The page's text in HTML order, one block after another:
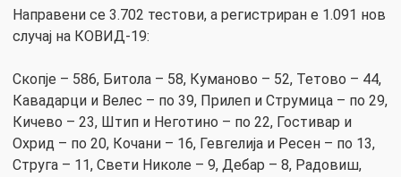
Направени се 3.702 тестови, а регистриран е 1.091 нов
случај на КОВИД-19:
Скопје – 586, Битола – 58, Куманово – 52, Тетово – 44,
Кавадарци и Велес – по 39, Прилеп и Струмица – по 29,
Кичево – 23, Штип и Неготино – по 22, Гостивар и
Охрид – по 20, Кочани – 16, Гевгелија и Ресен – по 13,
Струга – 11, Свети Николе – 9, Дебар – 8, Радовиш,